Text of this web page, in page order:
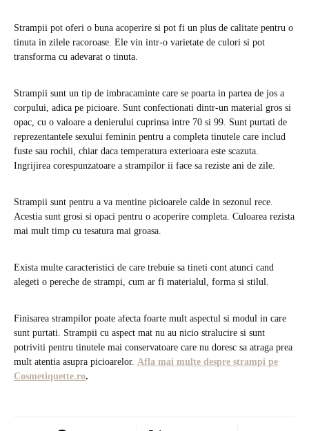
Strampii pot oferi o buna acoperire si pot fi un plus de calitate pentru o
tinuta in zilele racoroase. Ele vin intr-o varietate de culori si pot
transforma cu adevarat o tinuta.
Strampii sunt un tip de imbracaminte care se poarta in partea de jos a
corpului, adica pe picioare. Sunt confectionati dintr-un material gros si
opac, cu o valoare a denierului cuprinsa intre 70 si 99. Sunt purtati de
reprezentantele sexului feminin pentru a completa tinutele care includ
fuste sau rochii, chiar daca temperatura exterioara este scazuta.
Ingrijirea corespunzatoare a strampilor ii face sa reziste ani de zile.
Strampii sunt pentru a va mentine picioarele calde in sezonul rece.
Acestia sunt grosi si opaci pentru o acoperire completa. Culoarea rezista
mai mult timp cu tesatura mai groasa.
Exista multe caracteristici de care trebuie sa tineti cont atunci cand
alegeti o pereche de strampi, cum ar fi materialul, forma si stilul.
Finisarea strampilor poate afecta foarte mult aspectul si modul in care
sunt purtati. Strampii cu aspect mat nu au nicio stralucire si sunt
potriviti pentru tinutele mai conservatoare care nu doresc sa atraga prea
mult atentia asupra picioarelor. Afla mai multe despre strampi pe
Cosmetiquette.ro.